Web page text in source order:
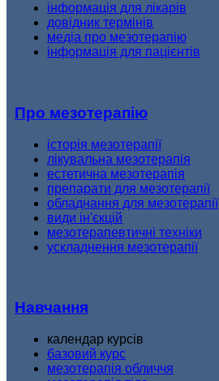
інформація для лікарів
довідник термінів
медіа про мезотерапію
інформація для пацієнтів
Про мезотерапію
історія мезотерапії
лікувальна мезотерапія
естетична мезотерапія
препарати для мезотерапії
обладнання для мезотерапії
види ін'єкцій
мезотерапевтичні техніки
ускладнення мезотерапії
Навчання
календар курсів
базовий курс
мезотерапія обличчя